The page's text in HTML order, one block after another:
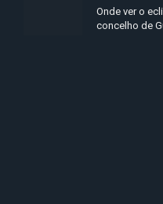
Onde ver o
concelho de